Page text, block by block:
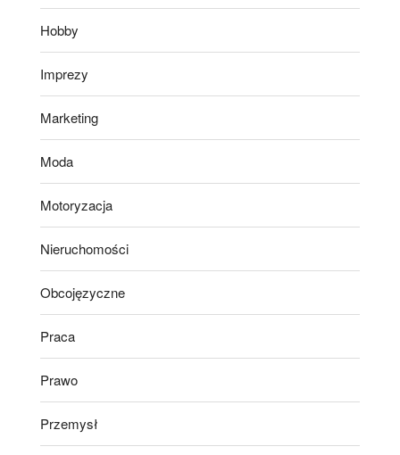
Hobby
Imprezy
Marketing
Moda
Motoryzacja
Nieruchomości
Obcojęzyczne
Praca
Prawo
Przemysł